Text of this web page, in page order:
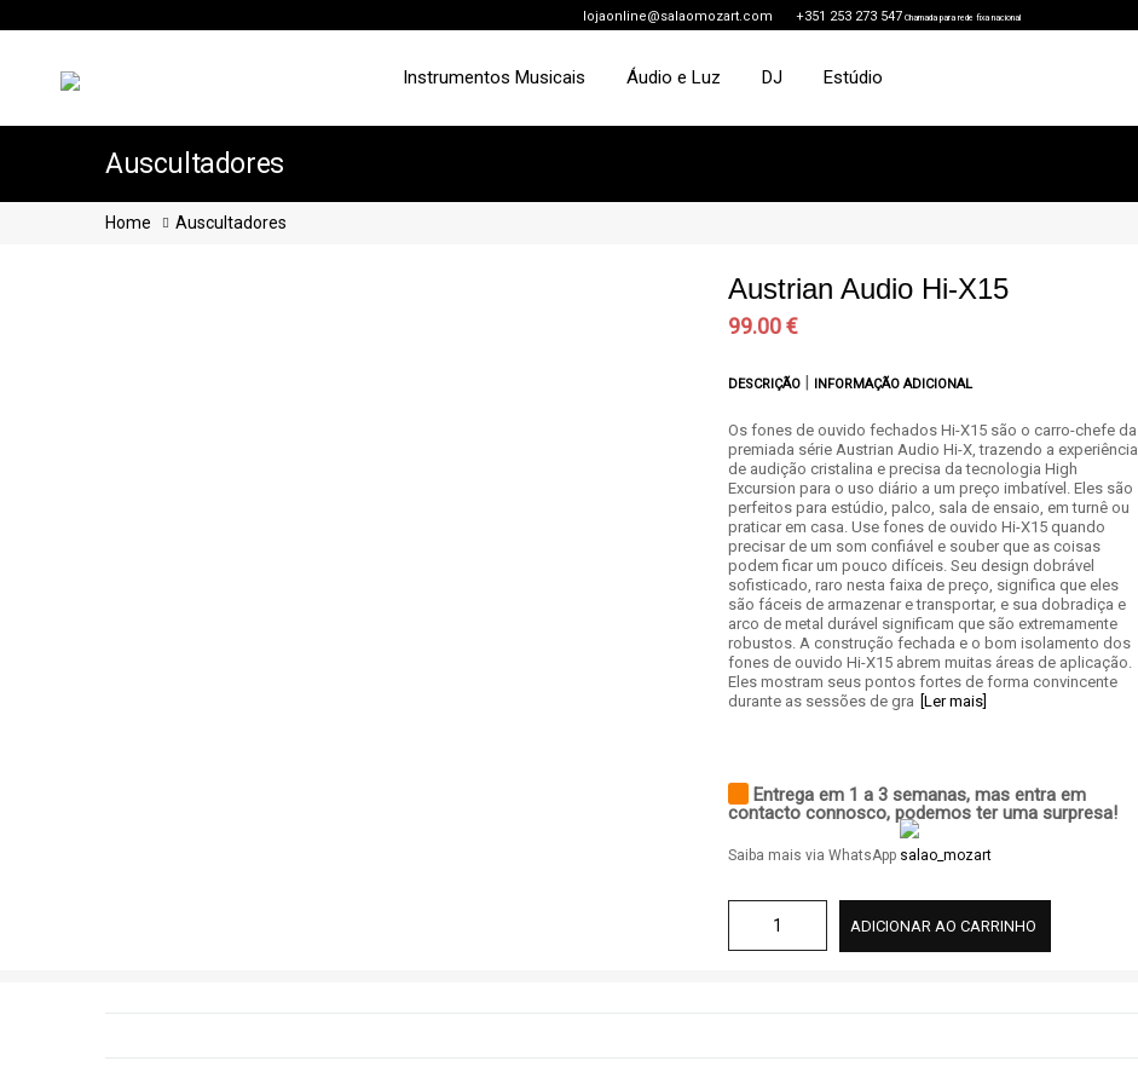
lojaonline@salaomozart.com +351 253 273 547 Chamada para rede fixa nacional
Instrumentos Musicais Áudio e Luz DJ Estúdio
Auscultadores
Home Auscultadores
Austrian Audio Hi-X15
99.00 €
DESCRIÇÃO | INFORMAÇÃO ADICIONAL
Os fones de ouvido fechados Hi-X15 são o carro-chefe da
premiada série Austrian Audio Hi-X, trazendo a experiência
de audição cristalina e precisa da tecnologia High
Excursion para o uso diário a um preço imbatível. Eles são
perfeitos para estúdio, palco, sala de ensaio, em turnê ou
praticar em casa. Use fones de ouvido Hi-X15 quando
precisar de um som confiável e souber que as coisas
podem ficar um pouco difíceis. Seu design dobrável
sofisticado, raro nesta faixa de preço, significa que eles
são fáceis de armazenar e transportar, e sua dobradiça e
arco de metal durável significam que são extremamente
robustos. A construção fechada e o bom isolamento dos
fones de ouvido Hi-X15 abrem muitas áreas de aplicação.
Eles mostram seus pontos fortes de forma convincente
durante as sessões de gra [Ler mais]
Entrega em 1 a 3 semanas, mas entra em
contacto connosco, podemos ter uma surpresa!
Saiba mais via WhatsApp
ADICIONAR AO CARRINHO